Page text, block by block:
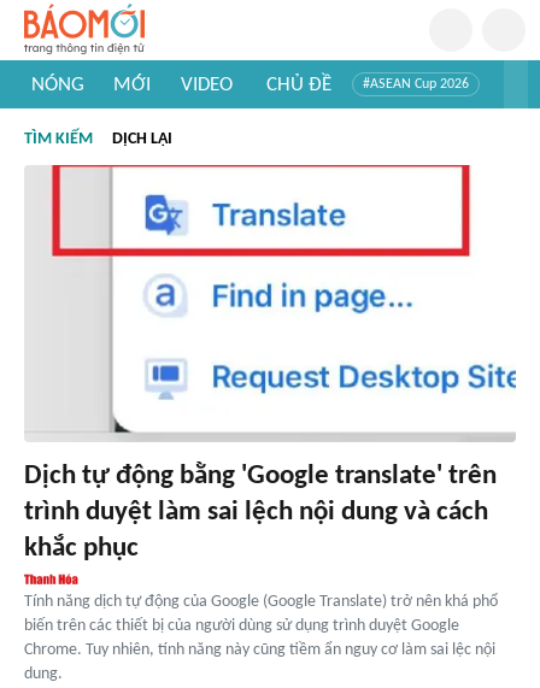
NÓNG MỚI VIDEO CHỦ ĐỀ #ASEAN Cup 2026
#Khám phá thế giới
TÌM KIẾM DỊCH LẠI
Dịch tự động bằng 'Google translate' trên
trình duyệt làm sai lệch nội dung và cách
khắc phục
Tính năng dịch tự động của Google (Google Translate) trở nên khá phổ
biến trên các thiết bị của người dùng sử dụng trình duyệt Google
Chrome. Tuy nhiên, tính năng này cũng tiềm ẩn nguy cơ làm sai lệc nội
dung.